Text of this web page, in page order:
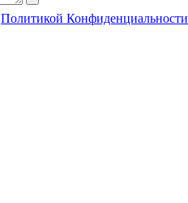
Политикой Конфиденциальности